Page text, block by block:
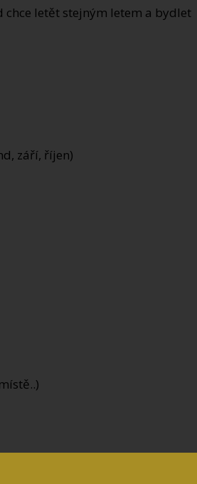
letět stejným letem a bydlet
září, říjen)